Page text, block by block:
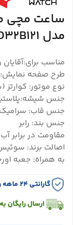
مدل SO32B121
مناسب برای:آقایان
طرح صفحه
نوع موتور: کوارتز
جنس
جنس قاب: سرامیک
جنس بند: رابر
مقاومت در برابر آب: ۳۰
اصالت برند:
به همراه: جعبه
گارانتی ۲۴ ماهه وستا سرویس
ارسال رایگان